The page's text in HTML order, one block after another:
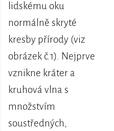
lidskému oku
normálně skryté
kresby přírody (viz
obrázek č.1). Nejprve
vznikne kráter a
kruhová vlna s
množstvím
soustředných,